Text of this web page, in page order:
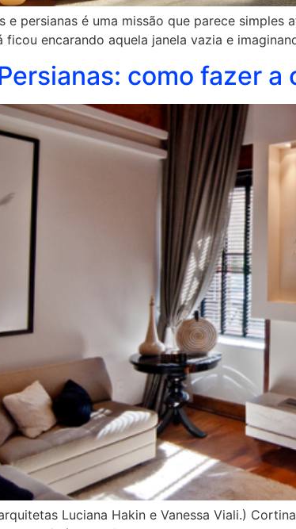
e persianas é uma missão que parece
ficou encarando aquela janela vazia e
como fazer
Luciana Hakin e Vanessa Viali.)